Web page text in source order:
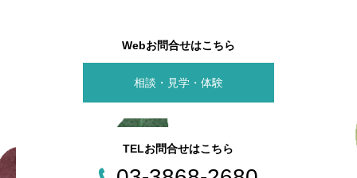
Webお問合せはこちら
相談・見学・体験
TELお問合せはこちら